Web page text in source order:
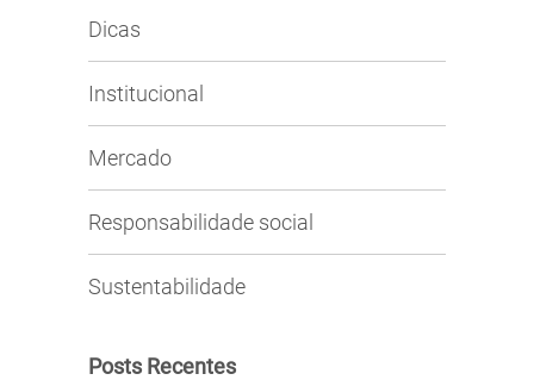
Dicas
Institucional
Mercado
Responsabilidade social
Sustentabilidade
Posts Recentes